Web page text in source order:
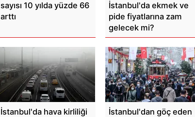
sayısı 10 yılda yüzde 66
arttı
İstanbul'da ekmek ve
pide fiyatlarına zam
gelecek mi?
İstanbul'da hava kirliliği
İstanbul'dan göç eden